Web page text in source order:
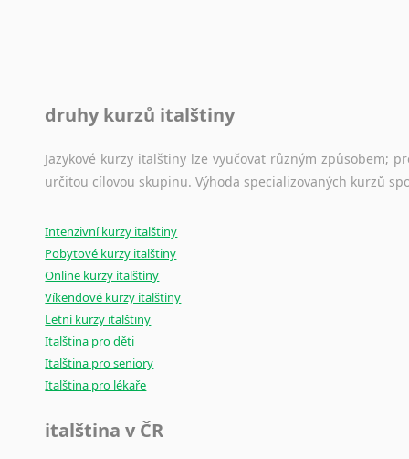
druhy kurzů italštiny
Jazykové kurzy italštiny lze vyučovat různým způsobem;
určitou cílovou skupinu. Výhoda specializovaných kurzů
Intenzivní kurzy italštiny
Pobytové kurzy italštiny
Online kurzy italštiny
Víkendové kurzy italštiny
Letní kurzy italštiny
Italština pro děti
Italština pro seniory
Italština pro lékaře
italština v ČR